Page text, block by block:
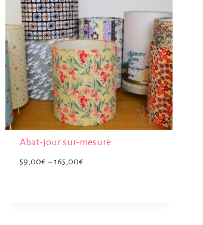
Abat-jour sur-mesure
59,00€ – 165,00€Plage